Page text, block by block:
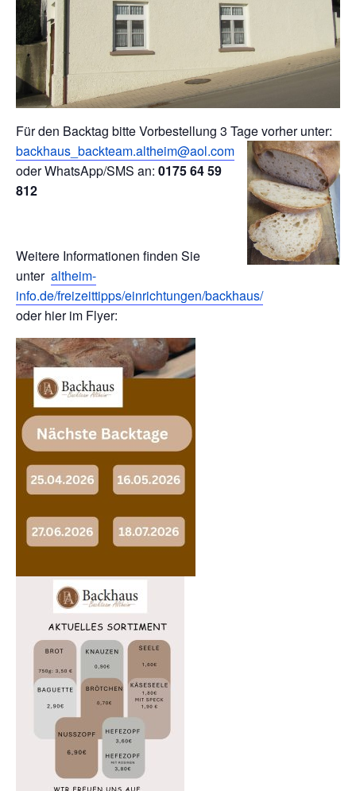
Für den Backtag bitte Vorbestellung 3 Tage vorher unter:
backhaus_backteam.altheim@aol.com
oder WhatsApp/SMS an: 0175 64 59
812
Weitere Informationen finden Sie
unter altheim-
info.de/freizeittipps/einrichtungen/backhaus/
oder hier im Flyer: